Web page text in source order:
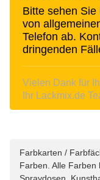
Bitte sehen
von
Telefon ab.
dringenden
Vielen Dank für
Ihr Lackmix.de
Farbkarten /
Farben. Alle Farben
Spraydosen,